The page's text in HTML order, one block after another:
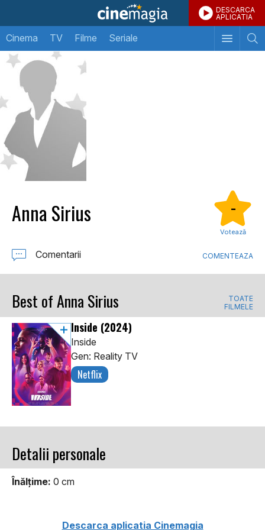
DESCARCA
APLICATIA
Cinema TV Filme Seriale
Anna Sirius -
Votează
Comentarii COMENTEAZA
Best of Anna Sirius
TOATE
FILMELE
Inside (2024)
Inside
Gen: Reality TV
Netflix
Detalii personale
Înălţime: 0 cm
Descarca aplicatia Cinemagia